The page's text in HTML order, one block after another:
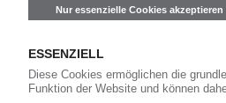
anmelden!